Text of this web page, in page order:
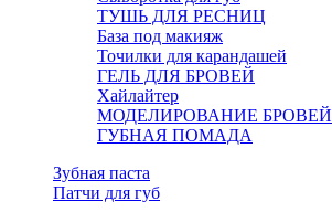
ТУШЬ ДЛЯ РЕСНИЦ
База под макияж
Точилки для карандашей
ГЕЛЬ ДЛЯ БРОВЕЙ
Хайлайтер
МОДЕЛИРОВАНИЕ БРОВЕЙ
ГУБНАЯ ПОМАДА
Зубная паста
Патчи для губ